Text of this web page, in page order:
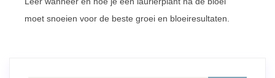
moet snoeien voor de beste groei en bloeiresultaten.